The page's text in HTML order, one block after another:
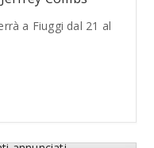
a Fiuggi dal 21 al